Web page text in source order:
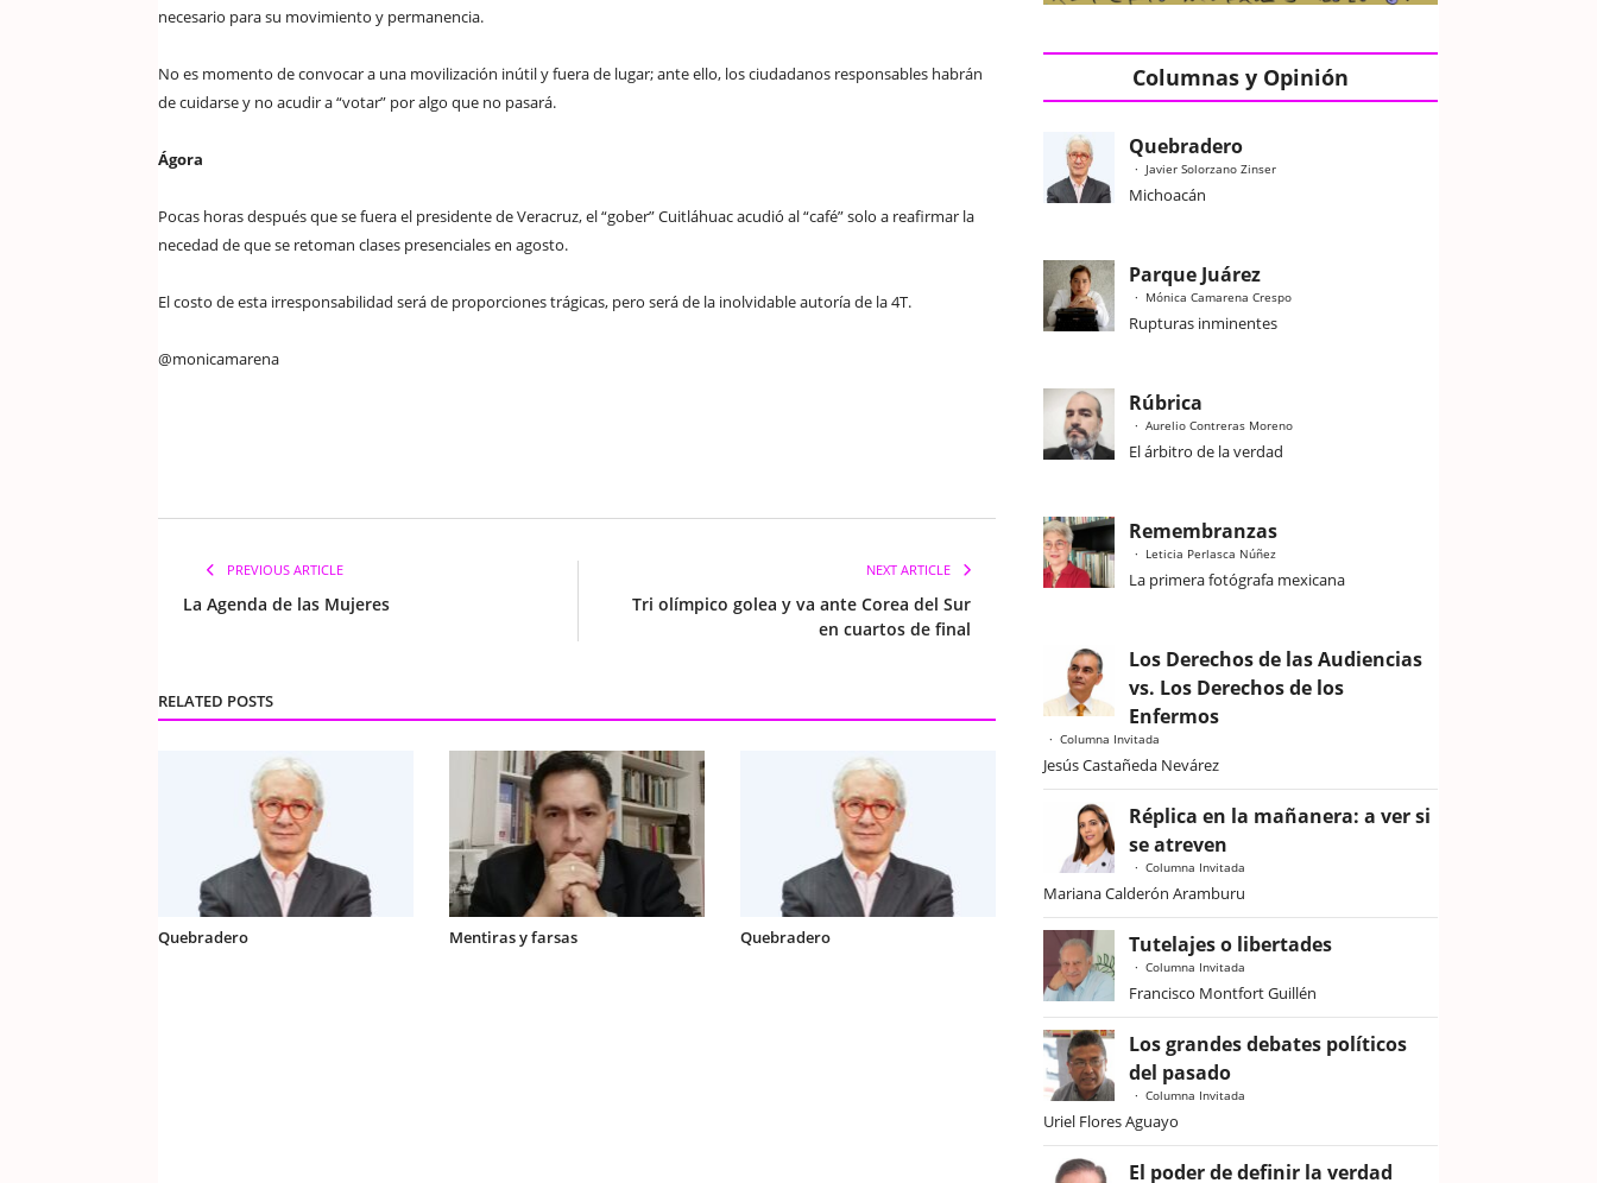
necesario para su movimiento y permanencia.
No es momento de convocar a una movilización inútil y fuera de lugar; ante ello, los ciudadanos responsables habrán
de cuidarse y no acudir a “votar” por algo que no pasará.
Ágora
Pocas horas después que se fuera el presidente de Veracruz, el “gober” Cuitláhuac acudió al “café” solo a reafirmar la
necedad de que se retoman clases presenciales en agosto.
El costo de esta irresponsabilidad será de proporciones trágicas, pero será de la inolvidable autoría de la 4T.
@monicamarena
PREVIOUS ARTICLE
La Agenda de las Mujeres
NEXT ARTICLE
Tri olímpico golea y va ante Corea del Sur
en cuartos de final
RELATED POSTS
Quebradero Mentiras y farsas Quebradero
Columnas y Opinión
Quebradero
Javier Solorzano Zinser
Michoacán
Parque Juárez
Mónica Camarena Crespo
Rupturas inminentes
Rúbrica
Aurelio Contreras Moreno
El árbitro de la verdad
Remembranzas
Leticia Perlasca Núñez
La primera fotógrafa mexicana
Los Derechos de las Audiencias
vs. Los Derechos de los
Enfermos
Columna Invitada
Jesús Castañeda Nevárez
Réplica en la mañanera: a ver si
se atreven
Columna Invitada
Mariana Calderón Aramburu
Tutelajes o libertades
Columna Invitada
Francisco Montfort Guillén
Los grandes debates políticos
del pasado
Columna Invitada
Uriel Flores Aguayo
El poder de definir la verdad